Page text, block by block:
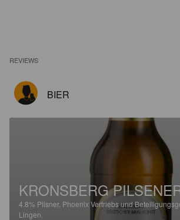
REVIEWS
BIER
KRONSBERG
4.8% Pilsner. Phoenix Vertriebs und
Lingen.